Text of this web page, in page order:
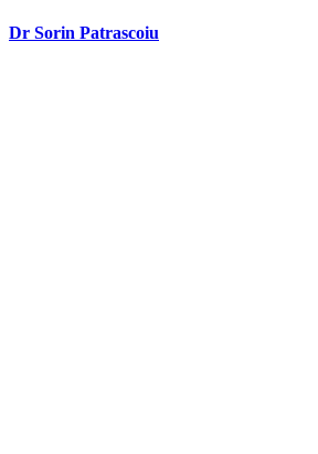
Dr Sorin Patrascoiu